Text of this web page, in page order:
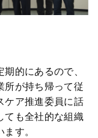
的にあるので、
所が持ち帰って従
ケア推進委員に話
ても全社的な組織
す。